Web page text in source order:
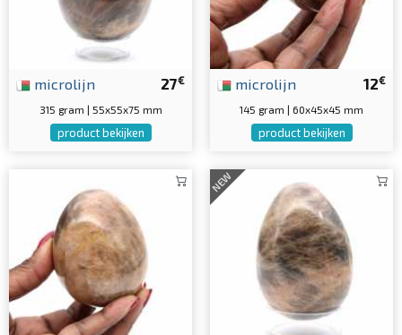
27€
microlijn
315 gram | 55x55x75 mm
product bekijken
12€
microlijn
145 gram | 60x45x45 mm
product bekijken
NEW